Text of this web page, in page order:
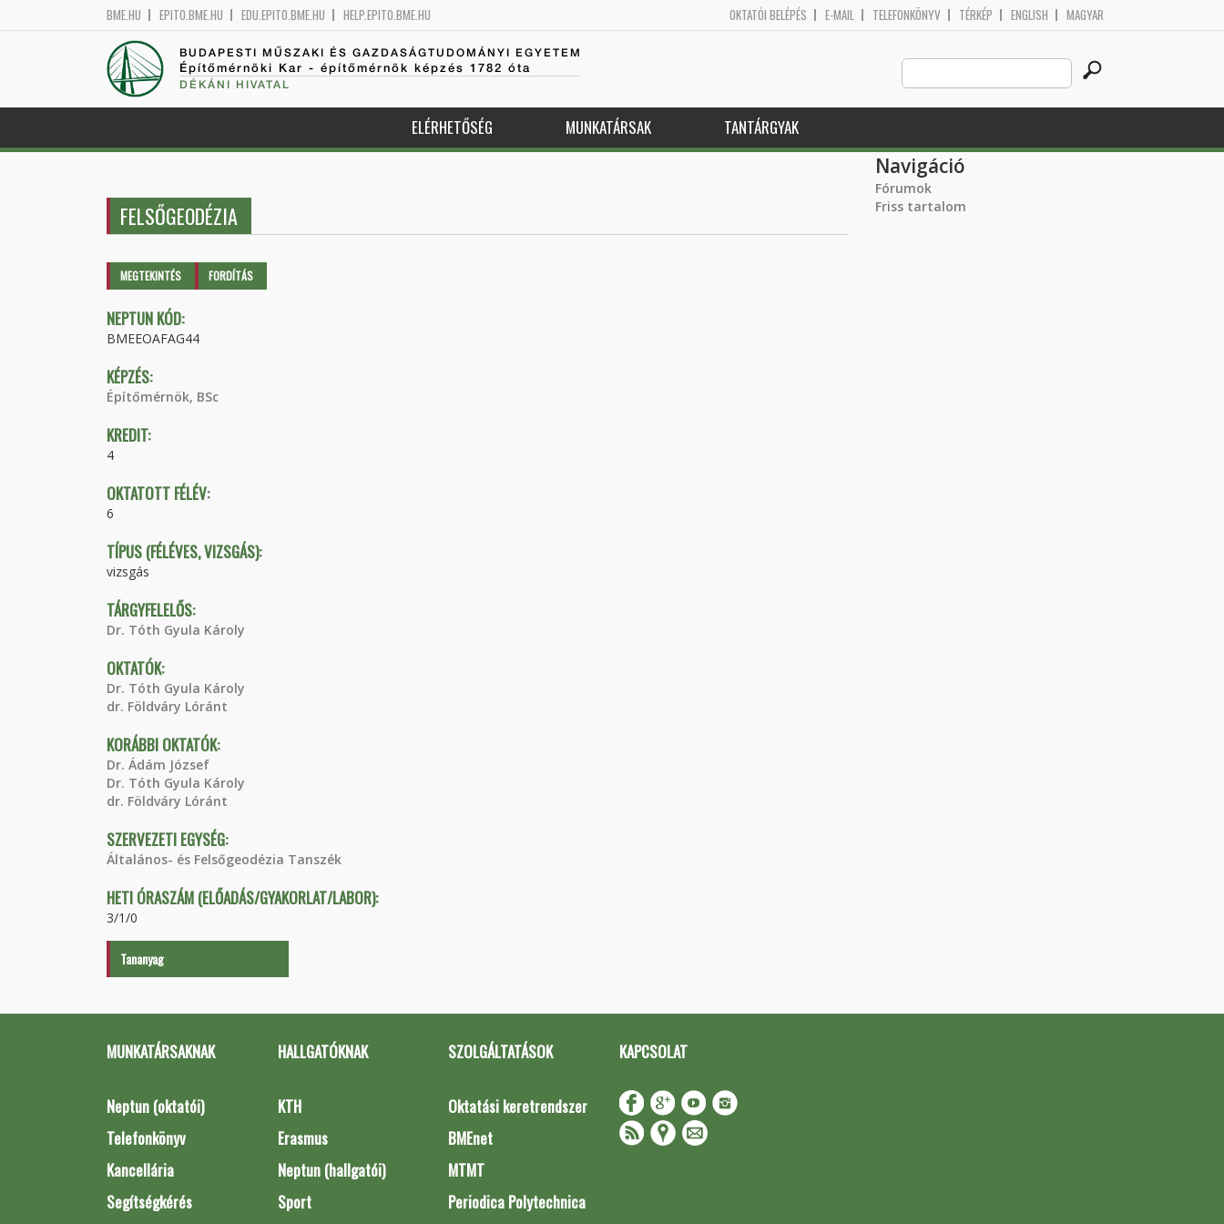
BME.HU EPITO.BME.HU EDU.EPITO.BME.HU HELP.EPITO.BME.HU OKTATÓI BELÉPÉS E-MAIL TELEFONKÖNYV TÉRKÉP ENGLISH MAGYAR
BUDAPESTI MŰSZAKI ÉS GAZDASÁGTUDOMÁNYI EGYETEM
Építőmérnöki Kar - építőmérnök képzés 1782 óta
DÉKÁNI HIVATAL
Search
this
site
ELÉRHETŐSÉG MUNKATÁRSAK TANTÁRGYAK
FELSŐGEODÉZIA
Elsődleges fülek
MEGTEKINTÉS (AKTÍVFORDÍTÁS
NEPTUN KÓD:
BMEEOAFAG44
KÉPZÉS:
Építőmérnök, BSc
KREDIT:
4
OKTATOTT FÉLÉV:
6
TÍPUS (FÉLÉVES, VIZSGÁS):
vizsgás
TÁRGYFELELŐS:
Dr. Tóth Gyula Károly
OKTATÓK:
Dr. Tóth Gyula Károly
dr. Földváry Lóránt
KORÁBBI OKTATÓK:
Dr. Ádám József
Dr. Tóth Gyula Károly
dr. Földváry Lóránt
SZERVEZETI EGYSÉG:
Általános- és Felsőgeodézia Tanszék
HETI ÓRASZÁM (ELŐADÁS/GYAKORLAT/LABOR):
3/1/0
Tananyag
Navigáció
Fórumok
Friss tartalom
MUNKATÁRSAKNAK
Neptun (oktatói)
Telefonkönyv
Kancellária
Segítségkérés
HALLGATÓKNAK
KTH
Erasmus
Neptun (hallgatói)
Sport
SZOLGÁLTATÁSOK
Oktatási keretrendszer
BMEnet
MTMT
Periodica Polytechnica
KAPCSOLAT